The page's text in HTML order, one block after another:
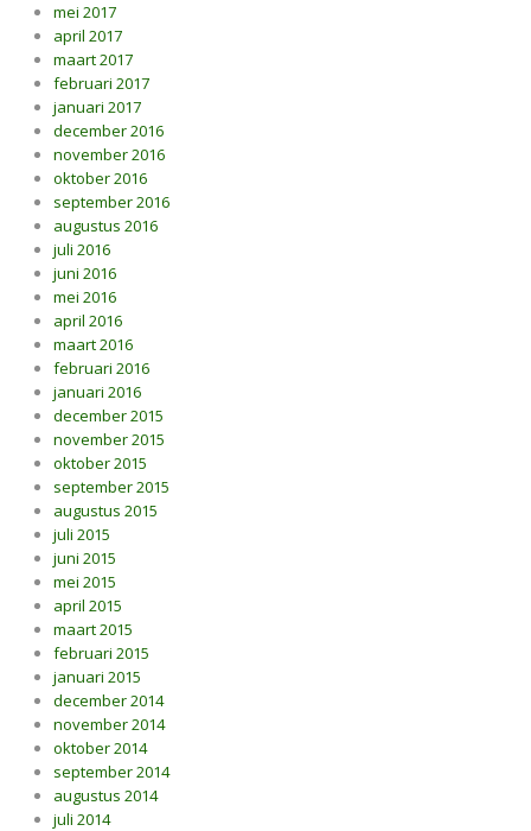
mei 2017
april 2017
maart 2017
februari 2017
januari 2017
december 2016
november 2016
oktober 2016
september 2016
augustus 2016
juli 2016
juni 2016
mei 2016
april 2016
maart 2016
februari 2016
januari 2016
december 2015
november 2015
oktober 2015
september 2015
augustus 2015
juli 2015
juni 2015
mei 2015
april 2015
maart 2015
februari 2015
januari 2015
december 2014
november 2014
oktober 2014
september 2014
augustus 2014
juli 2014